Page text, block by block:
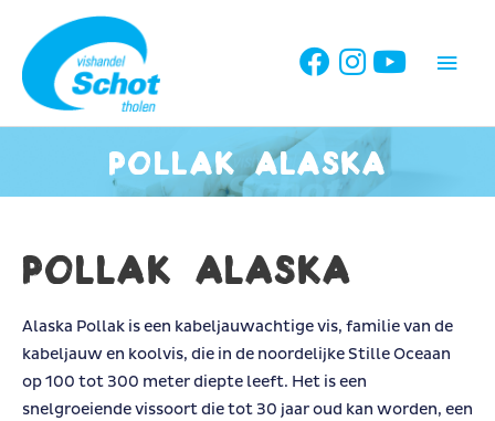
inhoud
Pollak Alaska
Pollak Alaska
Alaska Pollak is een kabeljauwachtige vis, familie van de
kabeljauw en koolvis, die in de noordelijke Stille Oceaan
op 100 tot 300 meter diepte leeft. Het is een
snelgroeiende vissoort die tot 30 jaar oud kan worden, een